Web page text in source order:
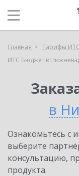
Главная Тарифы ИТС
ИТС Бюджет в
в
Ознакомьтесь с
выберите
консультацию,
продукта.